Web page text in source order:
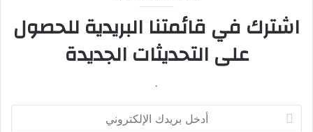
اشترك في قائمتنا البريدية للحصول
على التحديثات الجديدة
.
بريدك